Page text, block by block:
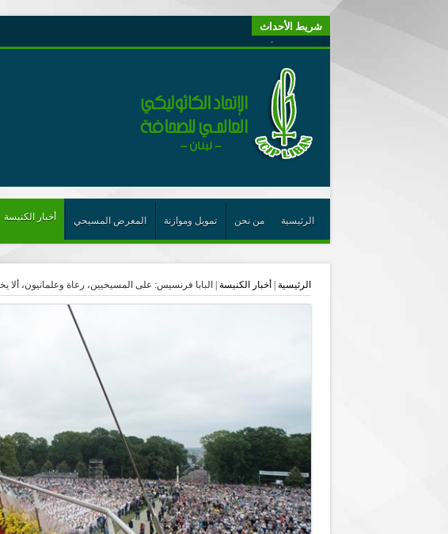
شريط الأحداث
“لبنانيون من أجل الكيان” (اتحاد اورا) : طرح رئيس الجمهورية حول اللامركزية
يتبع في معنى الأعجوبة
ترشيح أسعد جوان لجائزة نوبل يعزّز تثبيت
احتفالات عيد القديس شربل تتواصل في بقاعكفرا…
رئيسة أوسيب لبنان تلتقي غبطة البطريرك وتطلع على نشاطات الإتحاد
من يختصر الله يجعل الدين خطرًا
لقاء إعلامي لمكتب راعوية الشبيبة- بكركي
الجامعة الأنطونية تخرج طلاب دفعة 2026 وتدعوهم لأن يكونوا بذور نجاح في كل العالم
الرئيسية من نحن تمويل وموازنة المعرض المسيحي أخبار الكنيسة
الرئيسية أخبار الكنيسة البابا فرنسيس: على المسيحيين، رعاة وعلمانيون، ألا